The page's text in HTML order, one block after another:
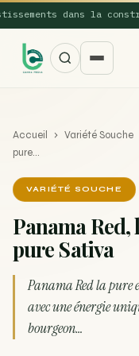
dans la
SUGGESTIONS
Une nouvelle étude
cannabis réduit de
La recette du Space
Accueil › Variété Souche
pure…
VARIÉTÉ SOUCHE
Panama
pure Sativa
Panama Red la pure
avec une énergie
bourgeon…